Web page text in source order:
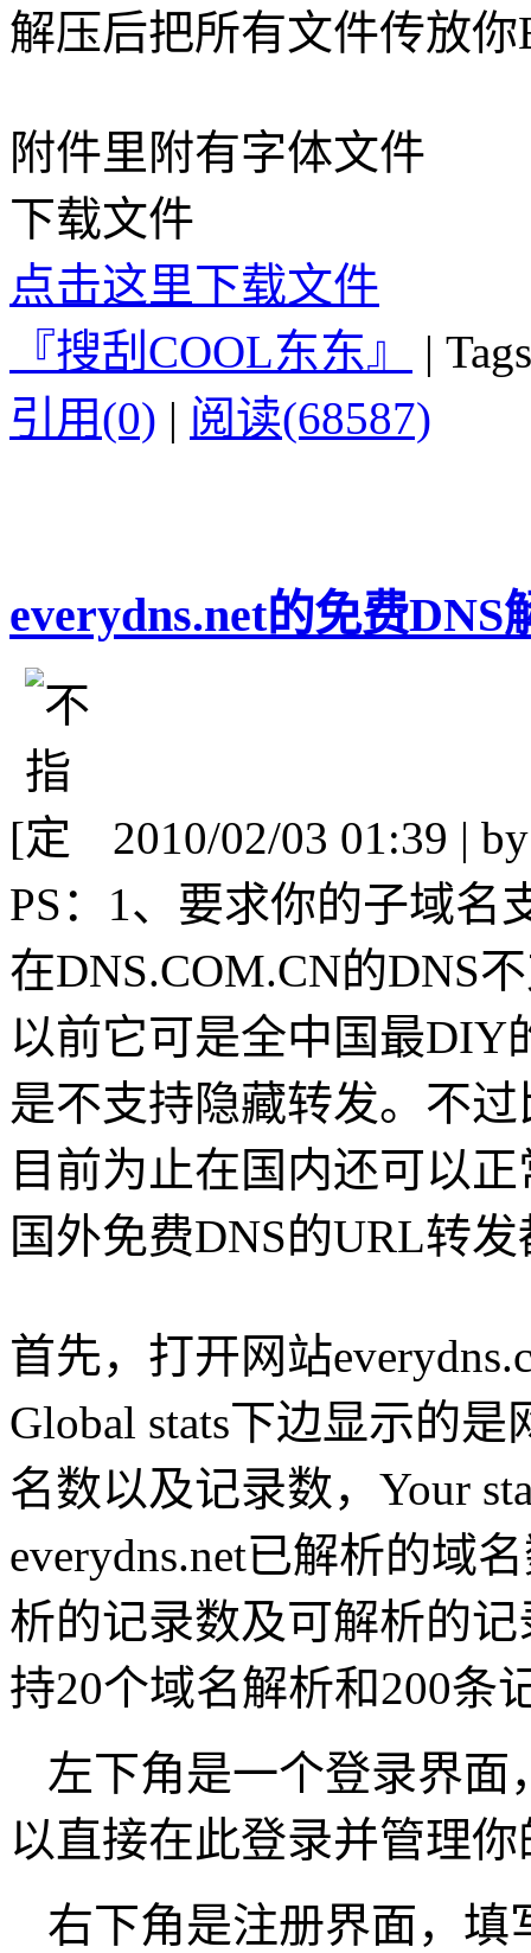
解压后把所有文件传放
附件里附有字体文件
下载文件
点击这里下载文件
『搜刮COOL东东』
|
引用(0) | 阅读(68587)
everydns.net的免费
[
2010/02/03 01:39 |
PS：1、要求你的子域名
在DNS.COM.CN的DNS
以前它可是全中国最
是不支持隐藏转发。不
目前为止在国内还可以
国外免费DNS的URL转
首先，打开网站
Global stats下边显示的
名数以及记录数，Your
everydns.net已解析的域
析的记录数及可解析的记
持20个域名解析和200条
左下角是一个登录界面
以直接在此登录并管理
右下角是注册界面，填